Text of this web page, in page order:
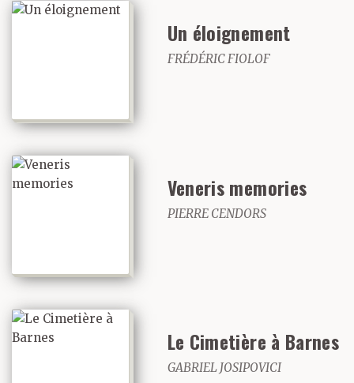
Un éloignement
FRÉDÉRIC FIOLOF
Veneris memories
PIERRE CENDORS
Le Cimetière à Barnes
GABRIEL JOSIPOVICI